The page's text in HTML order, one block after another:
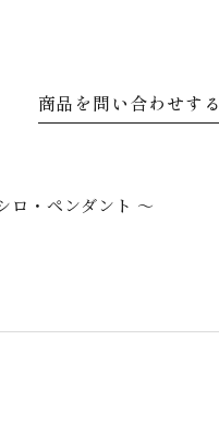
・ペンダント 〜
商品を問い合わせする